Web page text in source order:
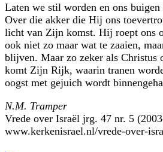
Laten we stil worden en ons
Over die akker die Hij ons
licht van Zijn komst. Hij roept ons
ook niet zo maar wat te zaaien,
blijven. Maar zo zeker als Christus
komt Zijn Rijk, waarin tranen
oogst met gejuich wordt
N.M. Tramper
Vrede over Israël jrg. 47 nr. 5
www.kerkenisrael.nl/vrede-over-